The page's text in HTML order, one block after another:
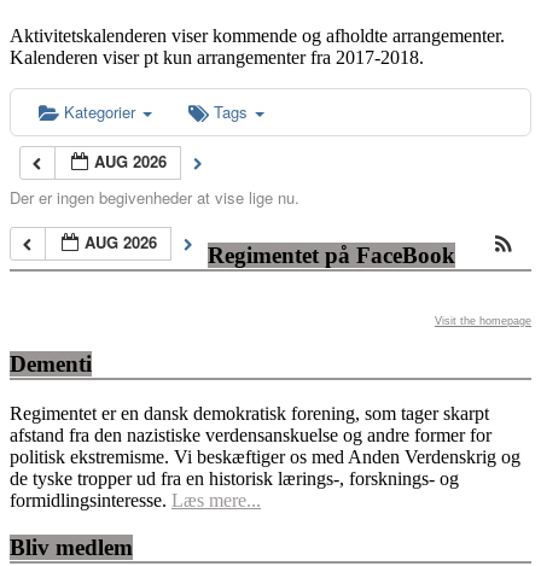
Aktivitetskalenderen viser kommende og afholdte arrangementer.
Kalenderen viser pt kun arrangementer fra 2017-2018.
Kategorier Tags
AUG 2026
Der er ingen begivenheder at vise lige nu.
AUG 2026
Regimentet på FaceBook
Visit the homepage
Dementi
Regimentet er en dansk demokratisk forening, som tager skarpt
afstand fra den nazistiske verdensanskuelse og andre former for
politisk ekstremisme. Vi beskæftiger os med Anden Verdenskrig og
de tyske tropper ud fra en historisk lærings-, forsknings- og
formidlingsinteresse. Læs mere...
Bliv medlem